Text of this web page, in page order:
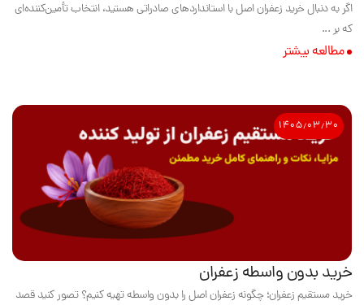
اگر به دنبال خرید زعفران اصل با استانداردهای صادراتی هستید، انتخاب تأمین‌کننده‌ای
که بر ...
مطالعه بیشتر
۱۴۰۵٫۰۳٫۳۰
خرید بدون واسطه زعفران
خرید مستقیم زعفران؛ چگونه زعفران اصل را بدون واسطه تهیه کنیم؟ تصور کنید قصد